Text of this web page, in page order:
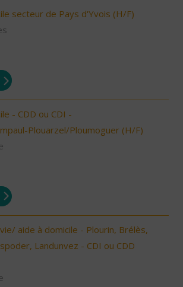
secteur de Pays d'Yvois (H/F)
- CDD ou CDI -
Plouarzel/Ploumoguer (H/F)
aide à domicile - Plourin, Brélès,
Landunvez - CDI ou CDD